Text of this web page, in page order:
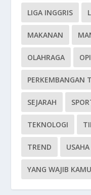
LIGA INGGRIS
MAKANAN
OLAHRAGA
PERKEMBANGAN
SEJARAH
TEKNOLOGI
TREND USAHA
YANG WAJIB